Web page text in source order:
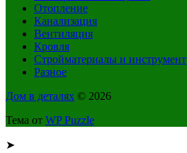
Отопление
Канализация
Вентиляция
Кровля
Стройматериалы и инструмент
Разное
Дом в деталях © 2026
Тема от WP Puzzle
➤